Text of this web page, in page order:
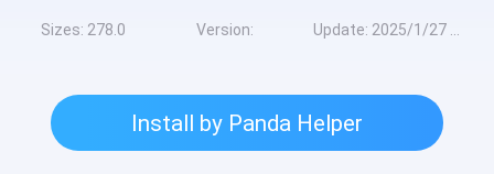
Sizes: 278.0 Version: Update: 2025/1/27 8:00:00
Install by Panda Helper